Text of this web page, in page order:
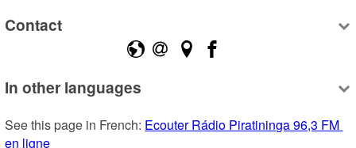
Contact
In other languages
See this page in French: Ecouter Rádio Piratininga 96,3 FM
en ligne